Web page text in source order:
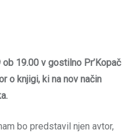
19.00 v gostilno Pr’Kopač
o knjigi, ki na nov način
bo predstavil njen avtor,